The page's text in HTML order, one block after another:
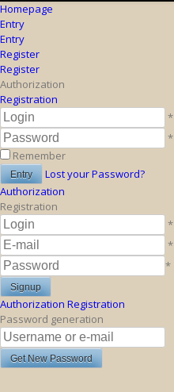
Homepage
Entry
Entry
Register
Register
Authorization
Registration
*
*
Remember
Lost your Password?
Authorization
Registration
*
*
*
Authorization Registration
Password generation